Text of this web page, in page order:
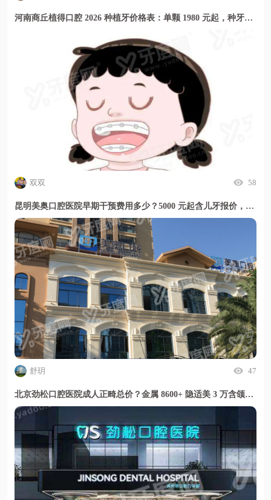
河南商丘植得口腔 2026 种植牙价格表：单颗 1980 元起，种牙贵吗？这里透明又实惠
双双 58
昆明美奥口腔医院早期干预费用多少？5000 元起含儿牙报价，暑期活动更划算
舒玥 47
北京劲松口腔医院成人正畸总价？金属 8600+ 隐适美 3 万含颌面修复开销更省心